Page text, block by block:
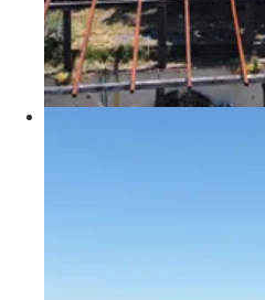
1.194 mq
€ 3.200.000 Podere Poggio Monte